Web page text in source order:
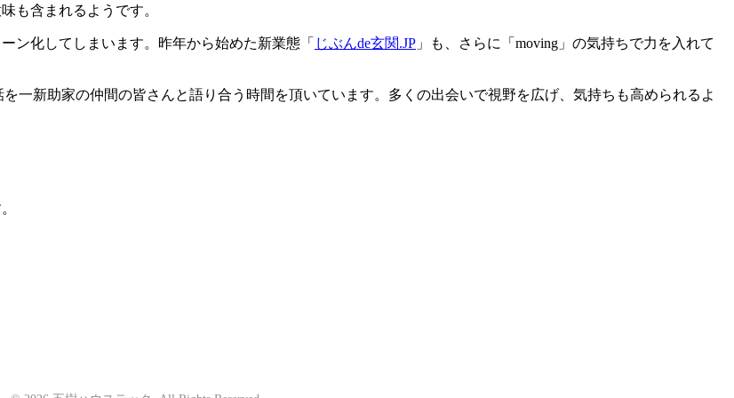
も含まれるようです。
ン化してしまいます。昨年から始めた新業態「 じぶんde玄関.JP 」も、さらに「moving」の気持ちで力を入れて
一新助家の仲間の皆さんと語り合う時間を頂いています。多くの出会いで視野を広げ、気持ちも高められるよ